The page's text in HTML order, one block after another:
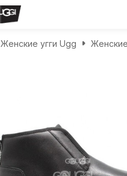
Женские угги Ugg